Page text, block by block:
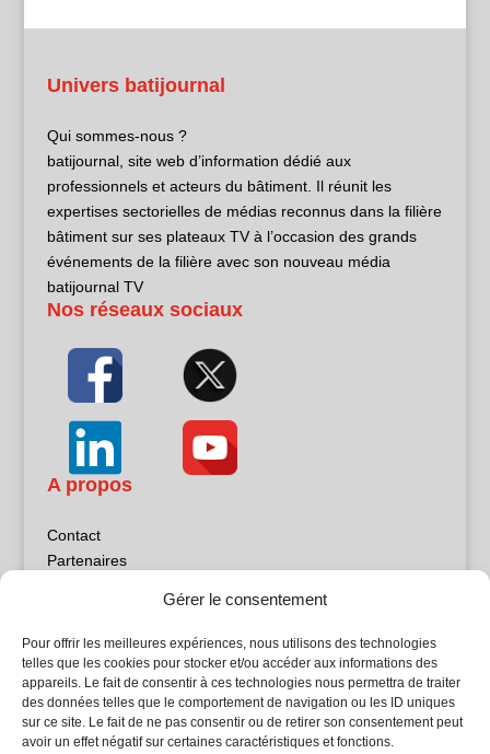
Gérer le consentement
Pour offrir les meilleures expériences, nous utilisons des technologies
telles que les cookies pour stocker et/ou accéder aux informations des
appareils. Le fait de consentir à ces technologies nous permettra de traiter
des données telles que le comportement de navigation ou les ID uniques
sur ce site. Le fait de ne pas consentir ou de retirer son consentement peut
avoir un effet négatif sur certaines caractéristiques et fonctions.
Univers batijournal
Qui sommes-nous ?
batijournal, site web d’information dédié aux
professionnels et acteurs du bâtiment. Il réunit les
expertises sectorielles de médias reconnus dans la filière
bâtiment sur ses plateaux TV à l’occasion des grands
événements de la filière avec son nouveau média
batijournal TV
Nos réseaux sociaux
A propos
Contact
Partenaires
Politique de confidentialité
Sites partenaires
5Façades
Atrium Patrimoine